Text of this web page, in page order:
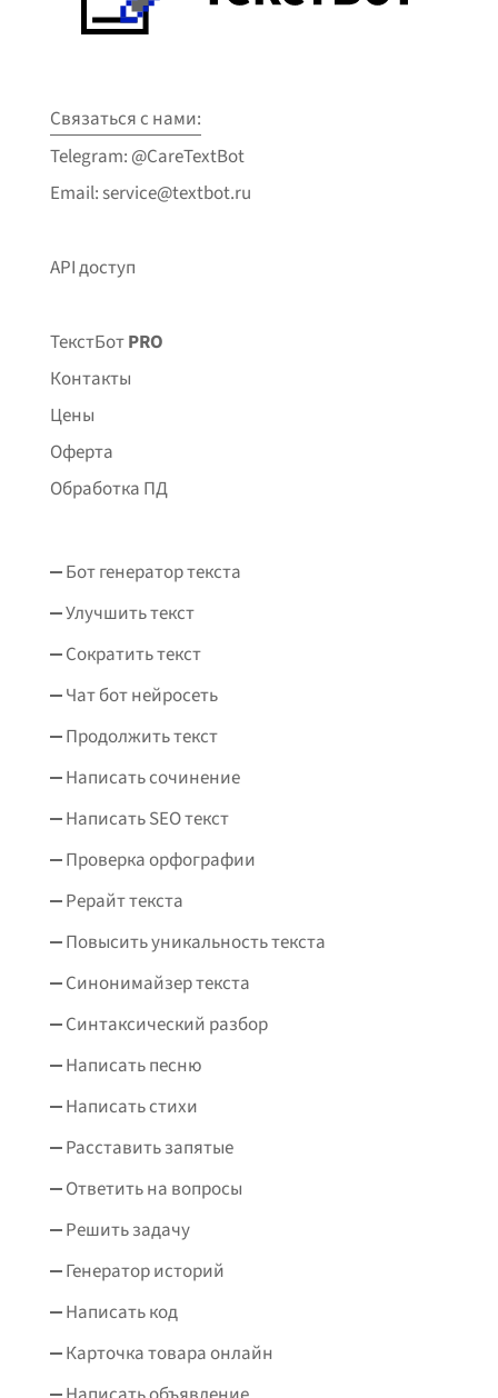
Связаться с нами:
Telegram: @CareTextBot
Email: service@textbot.ru
API доступ
ТекстБотPRO
Контакты
Цены
Оферта
Обработка ПД
Бот генератор текста
Улучшить текст
Сократить текст
Чат бот нейросеть
Продолжить текст
Написать сочинение
Написать SEO текст
Проверка орфографии
Рерайт текста
Повысить уникальность текста
Синонимайзер текста
Синтаксический разбор
Написать песню
Написать стихи
Расставить запятые
Ответить на вопросы
Решить задачу
Генератор историй
Написать код
Карточка товара онлайн